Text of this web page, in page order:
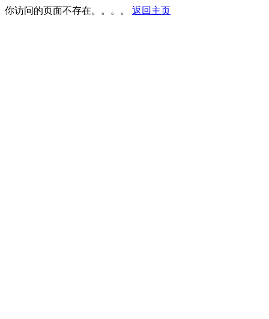
你访问的页面不存在。。。。 返回主页